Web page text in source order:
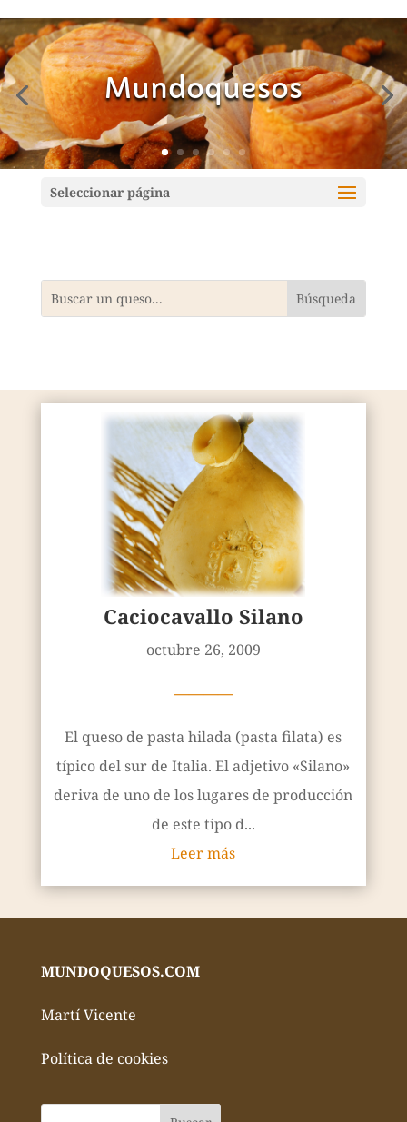
Mundoquesos
Seleccionar página
Caciocavallo Silano
octubre 26, 2009
————
El queso de pasta hilada (pasta filata) es
típico del sur de Italia. El adjetivo «Silano»
deriva de uno de los lugares de producción
de este tipo d...
Leer más
MUNDOQUESOS.COM
Martí Vicente
Política de cookies